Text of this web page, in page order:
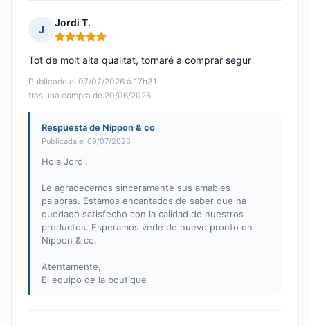
J
Jordi T.
Nota: 5 de 5
Publicado el 07/07/2026 à 17h31
tras una compra de 20/06/2026
Tot de molt alta qualitat, tornaré a comprar segur
Respuesta de Nippon & co
Publicada el 09/07/2026
Hola Jordi,
Le agradecemos sinceramente sus amables
palabras. Estamos encantados de saber que ha
quedado satisfecho con la calidad de nuestros
productos. Esperamos verle de nuevo pronto en
Nippon & co.
Atentamente,
El equipo de la boutique